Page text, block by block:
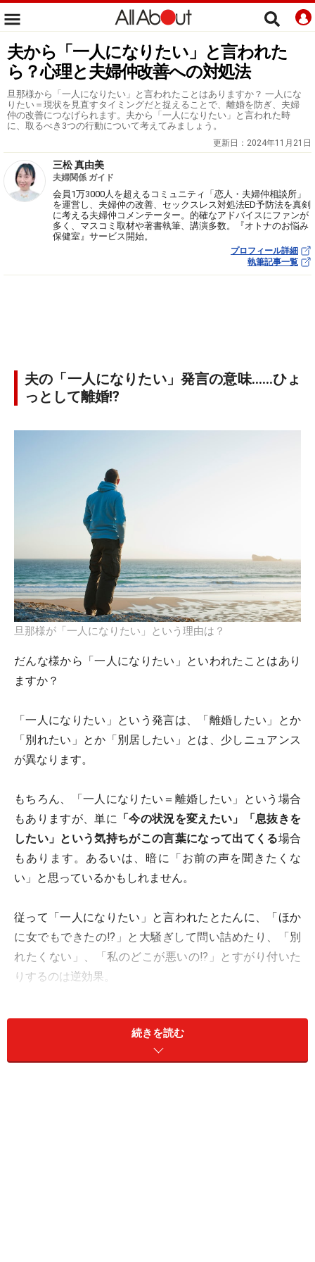
夫から「一人になりたい」と言われた
ら？心理と夫婦仲改善への対処法
旦那様から「一人になりたい」と言われたことはありますか？ 一人にな
りたい＝現状を見直すタイミングだと捉えることで、離婚を防ぎ、夫婦
仲の改善につなげられます。夫から「一人になりたい」と言われた時
に、取るべき3つの行動について考えてみましょう。
更新日： 2024年11月21日
三松 真由美
夫婦関係 ガイド
会員1万3000人を超えるコミュニティ「恋人・夫婦仲相談所」
を運営し、夫婦仲の改善、セックスレス対処法ED予防法を真剣
に考える夫婦仲コメンテーター。的確なアドバイスにファンが
多く、マスコミ取材や著書執筆、講演多数。『オトナのお悩み
保健室』サービス開始。
プロフィール詳細
執筆記事一覧
夫の「一人になりたい」発言の意味……ひょ
っとして離婚⁉
旦那様が「一人になりたい」という理由は？
だんな様から「一人になりたい」といわれたことはあり
ますか？
「一人になりたい」という発言は、「離婚したい」とか
「別れたい」とか「別居したい」とは、少しニュアンス
が異なります。
もちろん、「一人になりたい＝離婚したい」という場合
もありますが、単に 「今の状況を変えたい」「息抜きを
したい」という気持ちがこの言葉になって出てくる場合
もあります。あるいは、暗に「お前の声を聞きたくな
い」と思っているかもしれません。
従って「一人になりたい」と言われたとたんに、「ほか
に女でもできたの!?」と大騒ぎして問い詰めたり、「別
れたくない」、「私のどこが悪いの!?」とすがり付いた
りするのは逆効果。
「一人になりたい」＝「現状を見直すタイミングである
続きを読む